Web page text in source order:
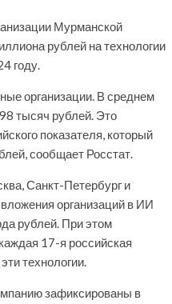
Мурманской
рублей на технологии
году.
организации. В среднем
тысяч рублей. Это
показателя, который
сообщает Росстат.
Санкт-Петербург и
организаций в ИИ
рублей. При этом
17-я российская
технологии.
зафиксированы в